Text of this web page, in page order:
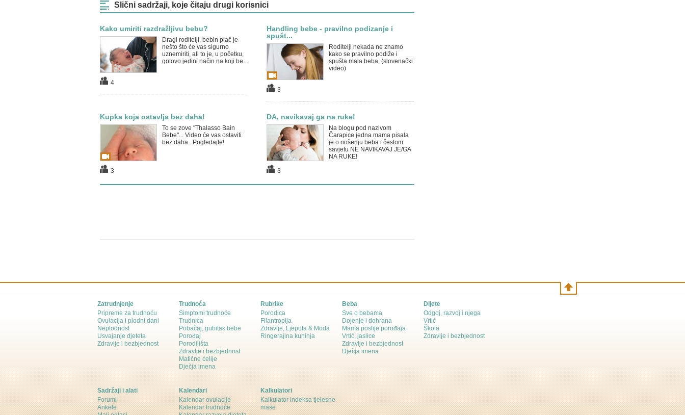
Slični sadržaji, koje čitaju drugi korisnici
Kako umiriti razdražljivu bebu?
Dragi roditelji, bebin plač je
nešto što će vas sigurno
uznemiriti, ali to je, u početku,
gotovo jedini način na koji be...
4
Handling bebe - pravilno podizanje i
spušt...
Roditelji nekada ne znamo
kako se pravilno podiže i
spušta mala beba. (slovenački
video)
3
Kupka koja ostavlja bez daha!
To se zove "Thalasso Bain
Bebe"... Video će vas ostaviti
bez daha...Pogledajte!
3
DA, navikavaj ga na ruke!
Na blogu pod nazivom
Čarapice jedna mama pisala
je o nošenju beba i čestom
savjetu NE NAVIKAVAJ JE/GA
NA RUKE!
3
Zatrudnjenje
Pripreme za trudnoću
Ovulacija i plodni dani
Neplodnost
Usvajanje djeteta
Zdravlje i bezbjednost
Trudnoća
Simptomi trudnoće
Trudnica
Pobačaj, gubitak bebe
Porođaj
Porodilišta
Zdravlje i bezbjednost
Matične ćelije
Dječja imena
Rubrike
Porodica
Filantropija
Zdravlje, Ljepota & Moda
Ringerajina kuhinja
Beba
Sve o bebama
Dojenje i dohrana
Mama poslije porođaja
Vrtić, jaslice
Zdravlje i bezbjednost
Dječja imena
Dijete
Odgoj, razvoj i njega
Vrtić
Škola
Zdravlje i bezbjednost
Sadržaji i alati
Forumi
Ankete
Kalendari
Kalendar ovulacije
Kalendar trudnoće
Kalkulatori
Kalkulator indeksa tjelesne
mase